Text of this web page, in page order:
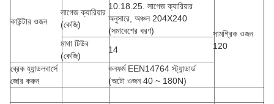
কাউন্টার ওজন
সামগ্রিক ওজন
120
লাগেজ ক্যারিয়ার
(কেজি)
10.18.25. লাগেজ ক্যারিয়ার
অনুসারে, অঞ্চল 204X240
(সমাবেশের ধরণ)
মাথা টিউব
(কেজি)
14
ব্রেক হ্যান্ডলবার্সে
জোর করুন
কনফর্ম EEN14764 স্ট্যান্ডার্ড
(অটো ওজন 40 ~ 180N)